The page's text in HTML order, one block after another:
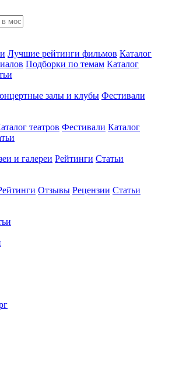
Лучшие рейтинги фильмов Каталог
Подборки по темам Каталог
залы и клубы Фестивали
театров Фестивали Каталог
и галереи Рейтинги Статьи
Отзывы Рецензии Статьи